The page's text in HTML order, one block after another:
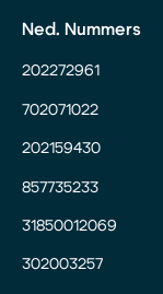
Ned. Nummers
202272961
702071022
202159430
857735233
31850012069
302003257